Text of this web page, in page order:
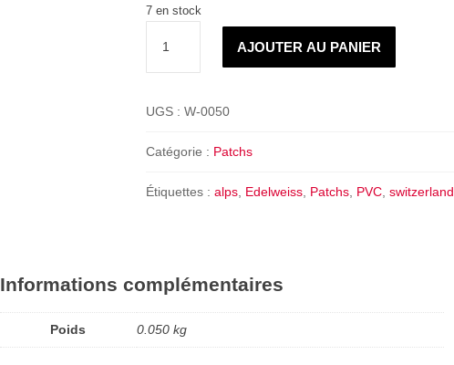
7 en stock
Patch
ALP
AJOUTER AU PANIER
UGS : W-0050
Catégorie : Patchs
Étiquettes : alps, Edelweiss, Patchs, PVC, switzerland
Informations complémentaires
Poids 0.050 kg